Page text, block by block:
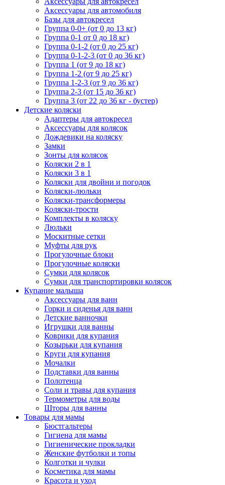
Аксессуары для автомобиля
Базы для автокресел
Группа 0-0+ (от 0 до 13 кг)
Группа 0-1 от 0 до 18 кг)
Группа 0-1-2 (от 0 до 25 кг)
Группа 0-1-2-3 (от 0 до 36 кг)
Группа 1 (от 9 до 18 кг)
Группа 1-2 (от 9 до 25 кг)
Группа 1-2-3 (от 9 до 36 кг)
Группа 2-3 (от 15 до 36 кг)
Группа 3 (от 22 до 36 кг - бустер)
Детские коляски
Адаптеры для автокресел
Аксессуары для колясок
Дождевики на коляску
Замки
Зонты для колясок
Коляски 2 в 1
Коляски 3 в 1
Коляски для двойни и погодок
Коляски-люльки
Коляски-трансформеры
Коляски-трости
Комплекты в коляску
Люльки
Москитные сетки
Муфты для рук
Прогулочные блоки
Прогулочные коляски
Сумки для колясок
Сумки для транспортировки колясок
Купание малыша
Аксессуары для ванн
Горки и сиденья для ванн
Детские ванночки
Игрушки для ванны
Коврики для купания
Козырьки для купания
Круги для купания
Мочалки
Подставки для ванны
Полотенца
Соли и травы для купания
Термометры для воды
Шторы для ванны
Товары для мамы
Бюстгальтеры
Гигиена для мамы
Гигиенические прокладки
Женские футболки и топы
Колготки и чулки
Косметика для мамы
Красота и уход